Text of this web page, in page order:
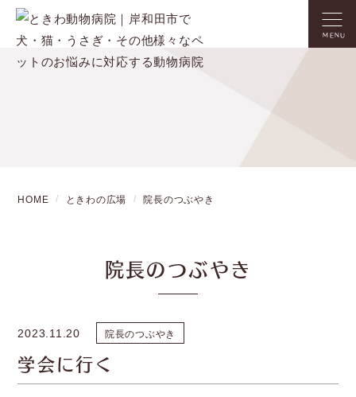
MENU
HOME ときわの広場 院長のつぶやき
院長のつぶやき
2023.11.20 院長のつぶやき
学会に行く